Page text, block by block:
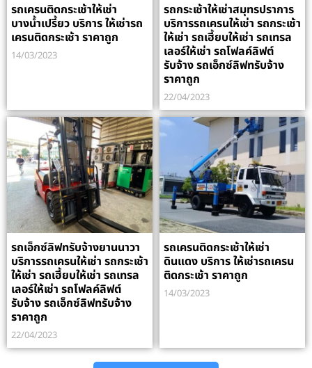
รถเครนติดกระเช้าให้เช่า
บางน้ำเปรี้ยว บริการ ให้เช่ารถ
เครนติดกระเช้า ราคาถูก
14/03/2023
รถกระเช้าให้เช่าสมุทรปราการ
บริการรถเครนให้เช่า รถกระเช้า
ให้เช่า รถเฮี้ยบให้เช่า รถเทรล
เลอร์ให้เช่า รถโฟลค์ลิฟต์
รับจ้าง รถเอ็กซ์ลิฟทรับจ้าง
ราคาถูก
22/04/2023
รถเอ็กซ์ลิฟทรับจ้างยานนาวา
บริการรถเครนให้เช่า รถกระเช้า
ให้เช่า รถเฮี้ยบให้เช่า รถเทรล
เลอร์ให้เช่า รถโฟลค์ลิฟต์
รับจ้าง รถเอ็กซ์ลิฟทรับจ้าง
ราคาถูก
22/04/2023
รถเครนติดกระเช้าให้เช่า
ดินแดง บริการ ให้เช่ารถเครน
ติดกระเช้า ราคาถูก
14/03/2023